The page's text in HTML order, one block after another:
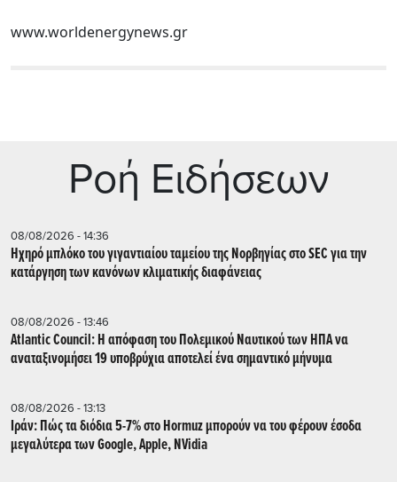
www.worldenergynews.gr
Ρoή Ειδήσεων
08/08/2026 - 14:36
Ηχηρό μπλόκο του γιγαντιαίου ταμείου της Νορβηγίας στο SEC για την
κατάργηση των κανόνων κλιματικής διαφάνειας
08/08/2026 - 13:46
Atlantic Council: Η απόφαση του Πολεμικού Ναυτικού των ΗΠΑ να
αναταξινομήσει 19 υποβρύχια αποτελεί ένα σημαντικό μήνυμα
08/08/2026 - 13:13
Ιράν: Πώς τα διόδια 5-7% στο Hormuz μπορούν να του φέρουν έσοδα
μεγαλύτερα των Google, Apple, NVidia